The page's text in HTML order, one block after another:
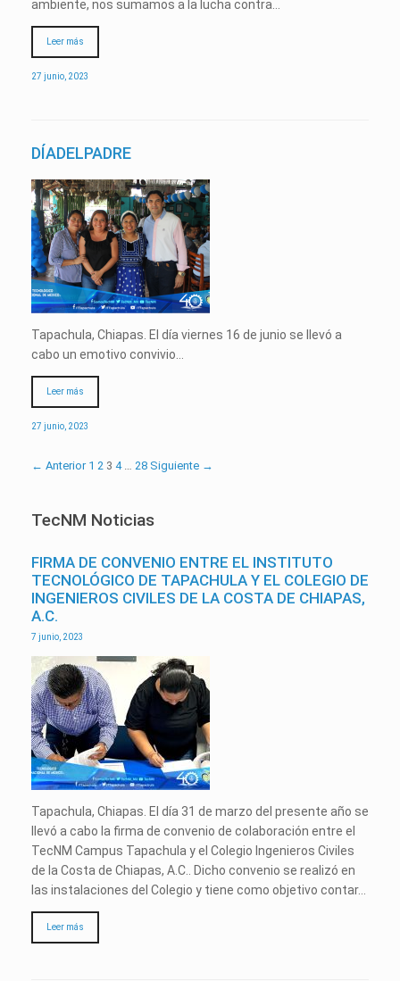
ambiente, nos sumamos a la lucha contra…
Leer más
27 junio, 2023
DÍADELPADRE
Tapachula, Chiapas. El día viernes 16 de junio se llevó a
cabo un emotivo convivio…
Leer más
27 junio, 2023
← Anterior 1 2 3 4 … 28 Siguiente →
TecNM Noticias
FIRMA DE CONVENIO ENTRE EL INSTITUTO
TECNOLÓGICO DE TAPACHULA Y EL COLEGIO DE
INGENIEROS CIVILES DE LA COSTA DE CHIAPAS,
A.C.
7 junio, 2023
Tapachula, Chiapas. El día 31 de marzo del presente año se
llevó a cabo la firma de convenio de colaboración entre el
TecNM Campus Tapachula y el Colegio Ingenieros Civiles
de la Costa de Chiapas, A.C.. Dicho convenio se realizó en
las instalaciones del Colegio y tiene como objetivo contar…
Leer más